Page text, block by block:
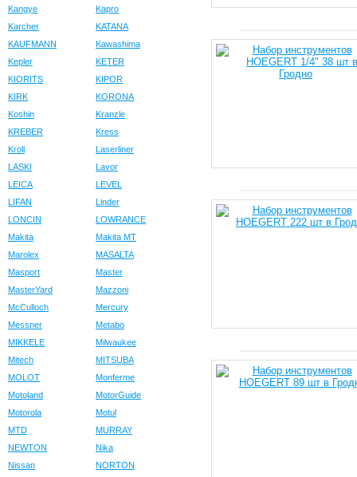
Kangye
Kapro
Karcher
KATANA
KAUFMANN
Kawashima
Kepler
KETER
KIORITS
KIPOR
KIRK
KORONA
Koshin
Kranzle
KREBER
Kress
Kroll
Laserliner
LASKI
Lavor
LEICA
LEVEL
LIFAN
Linder
LONCIN
LOWRANCE
Makita
Makita MT
Marolex
MASALTA
Masport
Master
MasterYard
Mazzoni
McCulloch
Mercury
Messner
Metabo
MIKKELE
Milwaukee
Mitech
MITSUBA
MOLOT
Monferme
Motoland
MotorGuide
Motorola
Motul
MTD
MURRAY
NEWTON
Nika
Nissan
NORTON